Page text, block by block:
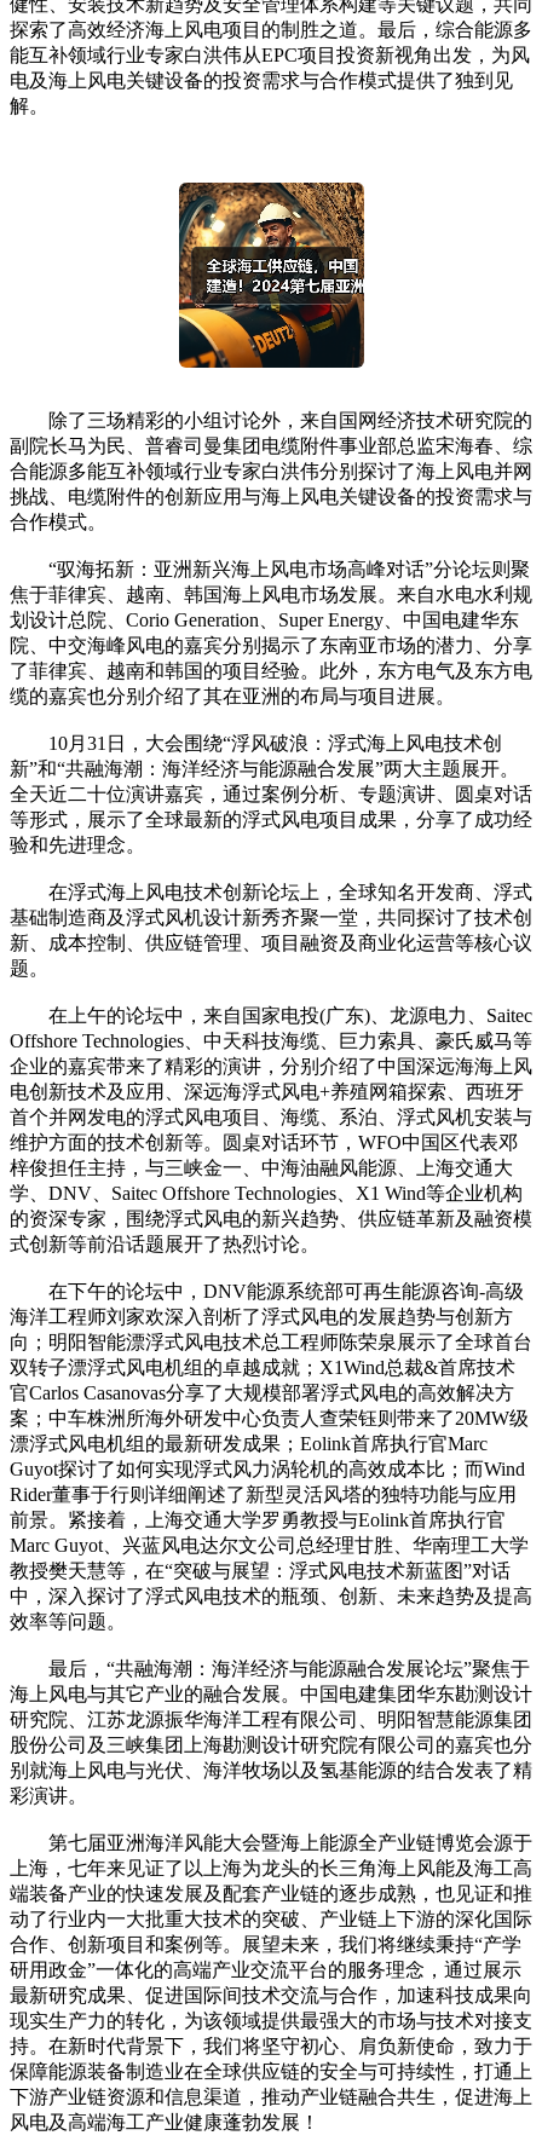
探索了高效经济海上风电项目的制胜之道。最后，综合能源多
能互补领域行业专家白洪伟从EPC项目投资新视角出发，为风
电及海上风电关键设备的投资需求与合作模式提供了独到见
解。
除了三场精彩的小组讨论外，来自国网经济技术研究院的
副院长马为民、普睿司曼集团电缆附件事业部总监宋海春、综
合能源多能互补领域行业专家白洪伟分别探讨了海上风电并网
挑战、电缆附件的创新应用与海上风电关键设备的投资需求与
合作模式。
“驭海拓新：亚洲新兴海上风电市场高峰对话”分论坛则聚
焦于菲律宾、越南、韩国海上风电市场发展。来自水电水利规
划设计总院、Corio Generation、Super Energy、中国电建华东
院、中交海峰风电的嘉宾分别揭示了东南亚市场的潜力、分享
了菲律宾、越南和韩国的项目经验。此外，东方电气及东方电
缆的嘉宾也分别介绍了其在亚洲的布局与项目进展。
10月31日，大会围绕“浮风破浪：浮式海上风电技术创
新”和“共融海潮：海洋经济与能源融合发展”两大主题展开。
全天近二十位演讲嘉宾，通过案例分析、专题演讲、圆桌对话
等形式，展示了全球最新的浮式风电项目成果，分享了成功经
验和先进理念。
在浮式海上风电技术创新论坛上，全球知名开发商、浮式
基础制造商及浮式风机设计新秀齐聚一堂，共同探讨了技术创
新、成本控制、供应链管理、项目融资及商业化运营等核心议
题。
在上午的论坛中，来自国家电投(广东)、龙源电力、Saitec
Offshore Technologies、中天科技海缆、巨力索具、豪氏威马等
企业的嘉宾带来了精彩的演讲，分别介绍了中国深远海海上风
电创新技术及应用、深远海浮式风电+养殖网箱探索、西班牙
首个并网发电的浮式风电项目、海缆、系泊、浮式风机安装与
维护方面的技术创新等。圆桌对话环节，WFO中国区代表邓
梓俊担任主持，与三峡金一、中海油融风能源、上海交通大
学、DNV、Saitec Offshore Technologies、X1 Wind等企业机构
的资深专家，围绕浮式风电的新兴趋势、供应链革新及融资模
式创新等前沿话题展开了热烈讨论。
在下午的论坛中，DNV能源系统部可再生能源咨询-高级
海洋工程师刘家欢深入剖析了浮式风电的发展趋势与创新方
向；明阳智能漂浮式风电技术总工程师陈荣泉展示了全球首台
双转子漂浮式风电机组的卓越成就；X1Wind总裁&首席技术
官Carlos Casanovas分享了大规模部署浮式风电的高效解决方
案；中车株洲所海外研发中心负责人查荣钰则带来了20MW级
漂浮式风电机组的最新研发成果；Eolink首席执行官Marc
Guyot探讨了如何实现浮式风力涡轮机的高效成本比；而Wind
Rider董事于行则详细阐述了新型灵活风塔的独特功能与应用
前景。紧接着，上海交通大学罗勇教授与Eolink首席执行官
Marc Guyot、兴蓝风电达尔文公司总经理甘胜、华南理工大学
教授樊天慧等，在“突破与展望：浮式风电技术新蓝图”对话
中，深入探讨了浮式风电技术的瓶颈、创新、未来趋势及提高
效率等问题。
最后，“共融海潮：海洋经济与能源融合发展论坛”聚焦于
海上风电与其它产业的融合发展。中国电建集团华东勘测设计
研究院、江苏龙源振华海洋工程有限公司、明阳智慧能源集团
股份公司及三峡集团上海勘测设计研究院有限公司的嘉宾也分
别就海上风电与光伏、海洋牧场以及氢基能源的结合发表了精
彩演讲。
第七届亚洲海洋风能大会暨海上能源全产业链博览会源于
上海，七年来见证了以上海为龙头的长三角海上风能及海工高
端装备产业的快速发展及配套产业链的逐步成熟，也见证和推
动了行业内一大批重大技术的突破、产业链上下游的深化国际
合作、创新项目和案例等。展望未来，我们将继续秉持“产学
研用政金”一体化的高端产业交流平台的服务理念，通过展示
最新研究成果、促进国际间技术交流与合作，加速科技成果向
现实生产力的转化，为该领域提供最强大的市场与技术对接支
持。在新时代背景下，我们将坚守初心、肩负新使命，致力于
保障能源装备制造业在全球供应链的安全与可持续性，打通上
下游产业链资源和信息渠道，推动产业链融合共生，促进海上
风电及高端海工产业健康蓬勃发展！